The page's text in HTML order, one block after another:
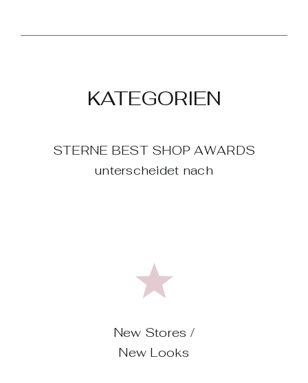
KATEGORIEN
STERNE BEST SHOP AWARDS
unterscheidet nach
New Stores /
New Looks